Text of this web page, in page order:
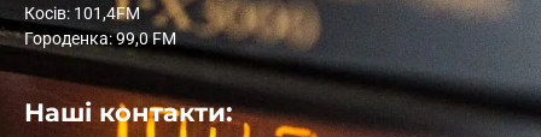
Косів: 101,4FM
Городенка: 99,0 FM
Наші контакти: